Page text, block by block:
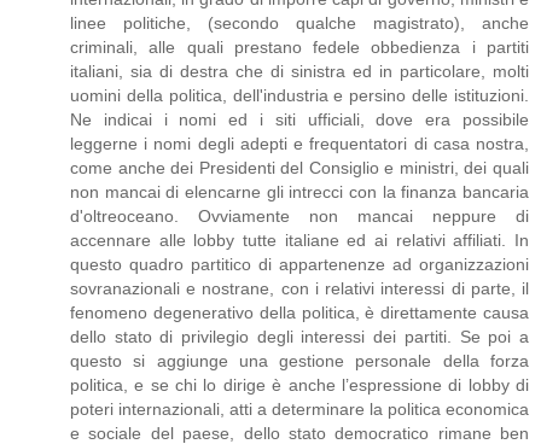
linee politiche, (secondo qualche magistrato), anche
criminali, alle quali prestano fedele obbedienza i partiti
italiani, sia di destra che di sinistra ed in particolare, molti
uomini della politica, dell'industria e persino delle istituzioni.
Ne indicai i nomi ed i siti ufficiali, dove era possibile
leggerne i nomi degli adepti e frequentatori di casa nostra,
come anche dei Presidenti del Consiglio e ministri, dei quali
non mancai di elencarne gli intrecci con la finanza bancaria
d'oltreoceano. Ovviamente non mancai neppure di
accennare alle lobby tutte italiane ed ai relativi affiliati. In
questo quadro partitico di appartenenze ad organizzazioni
sovranazionali e nostrane, con i relativi interessi di parte, il
fenomeno degenerativo della politica, è direttamente causa
dello stato di privilegio degli interessi dei partiti. Se poi a
questo si aggiunge una gestione personale della forza
politica, e se chi lo dirige è anche l’espressione di lobby di
poteri internazionali, atti a determinare la politica economica
e sociale del paese, dello stato democratico rimane ben